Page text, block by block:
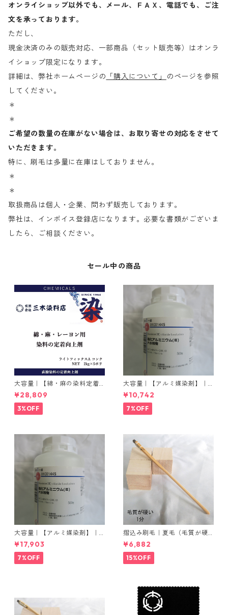
オンライショップ以外でも、メール、ＦＡＸ、電話でも、ご注
文を承っております。
ただし、
現金決済のみの販売対応、一部商品（セット販売等）はオンラ
イショップ限定になります。
詳細は、弊社ホームページの 「購入について」
のページを参照
してください。
＊
＊
ご希望の数量の在庫がない場合は、お取り寄せの対応をさせて
いただきます。
特に、刷毛は多量に在庫はしておりません。
＊
＊
取扱商品は個人・企業、問わず販売しております。
弊社は、インボイス登録店になります。必要な書類がございま
したら、ご相談ください。
セール中の商品
大容量｜【綿・麻の染料定着
向上剤】｜2kg×5本｜ライト
フィックスAコンク
¥28,809
3%OFF
大容量｜【アルミ媒染剤】｜5
00g−3本入り｜塩化アルミニ
ウム
¥10,742
7%OFF
大容量｜【アルミ媒染剤】｜5
00g−5本入り｜塩化アルミニ
ウム
¥17,903
7%OFF
摺込み刷毛｜夏毛（毛質が硬
い）1分｜16本入り＊1セット
¥6,882
15%OFF